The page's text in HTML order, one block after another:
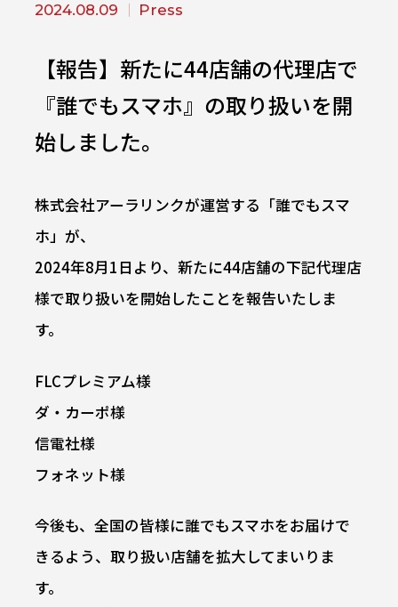
2024.08.09 Press
【報告】新たに44店舗の代理店で
『誰でもスマホ』の取り扱いを開
始しました。
株式会社アーラリンクが運営する「誰でもスマ
ホ」が、
2024年8月1日より、新たに44店舗の下記代理店
様で取り扱いを開始したことを報告いたしま
す。
FLCプレミアム様
ダ・カーポ様
信電社様
フォネット様
今後も、全国の皆様に誰でもスマホをお届けで
きるよう、取り扱い店舗を拡大してまいりま
す。